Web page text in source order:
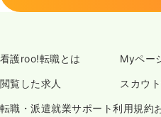
看護roo!転職とは Myペー
閲覧した求人 スカウ
転職・派遣就業サポート利用規約